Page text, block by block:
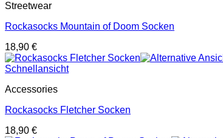
Streetwear
Rockasocks Mountain of Doom Socken
18,90 €
Schnellansicht
Accessories
Rockasocks Fletcher Socken
18,90 €